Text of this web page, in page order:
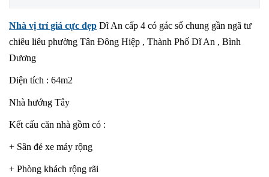
Nhà vị trí giá cực đẹp Dĩ An cấp 4 có gác sổ chung gần ngã tư
chiêu liêu phường Tân Đông Hiệp , Thành Phố Dĩ An , Bình
Dương
Diện tích : 64m2
Nhà hướng Tây
Kết cấu căn nhà gồm có :
+ Sân đẻ xe máy rộng
+ Phòng khách rộng rãi